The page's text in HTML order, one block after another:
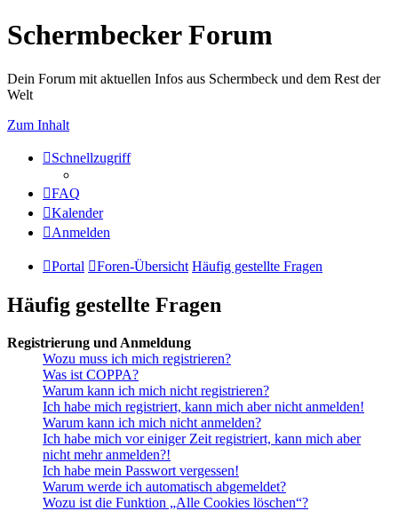
Schermbecker Forum
Dein Forum mit aktuellen Infos aus Schermbeck und dem Rest der
Welt
Zum Inhalt
Schnellzugriff
FAQ
Kalender
Anmelden
Portal Foren-Übersicht Häufig gestellte Fragen
Häufig gestellte Fragen
Registrierung und Anmeldung
Wozu muss ich mich registrieren?
Was ist COPPA?
Warum kann ich mich nicht registrieren?
Ich habe mich registriert, kann mich aber nicht anmelden!
Warum kann ich mich nicht anmelden?
Ich habe mich vor einiger Zeit registriert, kann mich aber
nicht mehr anmelden?!
Ich habe mein Passwort vergessen!
Warum werde ich automatisch abgemeldet?
Wozu ist die Funktion „Alle Cookies löschen“?